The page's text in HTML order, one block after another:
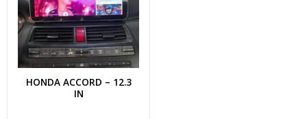
HONDA ACCORD – 12.3
IN